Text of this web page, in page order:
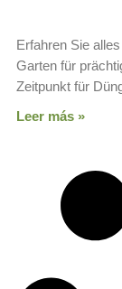
Erfahren Sie
Garten für
Zeitpunkt für
Leer más »